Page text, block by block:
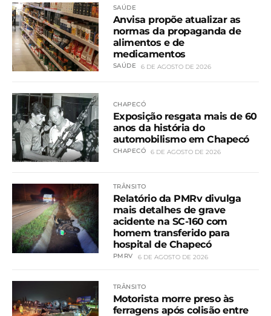
SAÚDE
Anvisa propõe atualizar as
normas da propaganda de
alimentos e de
medicamentos
SAÚDE 6 DE AGOSTO DE 2026
CHAPECÓ
Exposição resgata mais de 60
anos da história do
automobilismo em Chapecó
CHAPECÓ 6 DE AGOSTO DE 2026
TRÂNSITO
Relatório da PMRv divulga
mais detalhes de grave
acidente na SC-160 com
homem transferido para
hospital de Chapecó
PMRV 6 DE AGOSTO DE 2026
TRÂNSITO
Motorista morre preso às
ferragens após colisão entre